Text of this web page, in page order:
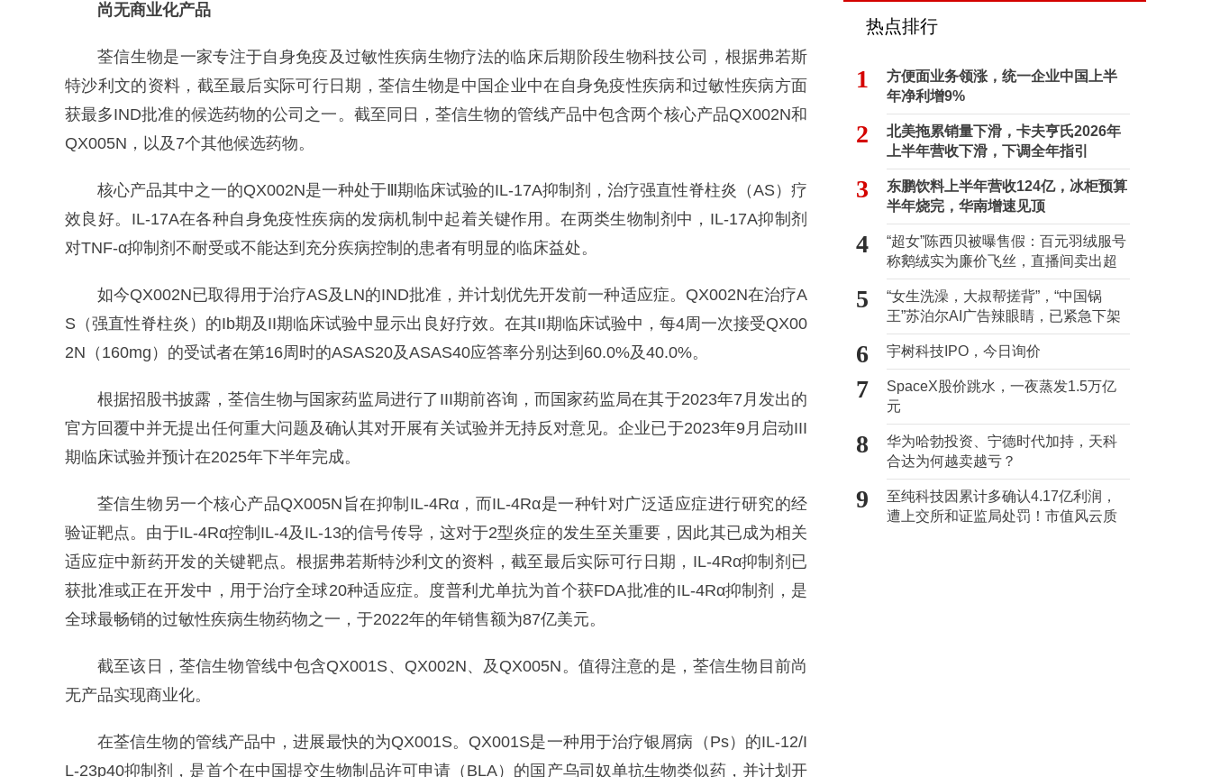
尚无商业化产品
荃信生物是一家专注于自身免疫及过敏性疾病生物疗法的临床后期阶段生物科技公司，根据弗若斯
特沙利文的资料，截至最后实际可行日期，荃信生物是中国企业中在自身免疫性疾病和过敏性疾病方面
获最多IND批准的候选药物的公司之一。截至同日，荃信生物的管线产品中包含两个核心产品QX002N和
QX005N，以及7个其他候选药物。
核心产品其中之一的QX002N是一种处于Ⅲ期临床试验的IL-17A抑制剂，治疗强直性脊柱炎（AS）疗
效良好。IL-17A在各种自身免疫性疾病的发病机制中起着关键作用。在两类生物制剂中，IL-17A抑制剂
对TNF-α抑制剂不耐受或不能达到充分疾病控制的患者有明显的临床益处。
如今QX002N已取得用于治疗AS及LN的IND批准，并计划优先开发前一种适应症。QX002N在治疗A
S（强直性脊柱炎）的Ib期及II期临床试验中显示出良好疗效。在其II期临床试验中，每4周一次接受QX00
2N（160mg）的受试者在第16周时的ASAS20及ASAS40应答率分别达到60.0%及40.0%。
根据招股书披露，荃信生物与国家药监局进行了III期前咨询，而国家药监局在其于2023年7月发出的
官方回覆中并无提出任何重大问题及确认其对开展有关试验并无持反对意见。企业已于2023年9月启动III
期临床试验并预计在2025年下半年完成。
荃信生物另一个核心产品QX005N旨在抑制IL-4Rα，而IL-4Rα是一种针对广泛适应症进行研究的经
验证靶点。由于IL-4Rα控制IL-4及IL-13的信号传导，这对于2型炎症的发生至关重要，因此其已成为相关
适应症中新药开发的关键靶点。根据弗若斯特沙利文的资料，截至最后实际可行日期，IL-4Rα抑制剂已
获批准或正在开发中，用于治疗全球20种适应症。度普利尤单抗为首个获FDA批准的IL-4Rα抑制剂，是
全球最畅销的过敏性疾病生物药物之一，于2022年的年销售额为87亿美元。
截至该日，荃信生物管线中包含QX001S、QX002N、及QX005N。值得注意的是，荃信生物目前尚
无产品实现商业化。
在荃信生物的管线产品中，进展最快的为QX001S。QX001S是一种用于治疗银屑病（Ps）的IL-12/I
L-23p40抑制剂，是首个在中国提交生物制品许可申请（BLA）的国产乌司奴单抗生物类似药，并计划开
热点排行
1
方便面业务领涨，统一企业中国上半
年净利增9%
2
北美拖累销量下滑，卡夫亨氏2026年
上半年营收下滑，下调全年指引
3
东鹏饮料上半年营收124亿，冰柜预算
半年烧完，华南增速见顶
4
“超女”陈西贝被曝售假：百元羽绒服号
称鹅绒实为廉价飞丝，直播间卖出超
百万元
5
“女生洗澡，大叔帮搓背”，“中国锅
王”苏泊尔AI广告辣眼睛，已紧急下架
6 宇树科技IPO，今日询价
7
SpaceX股价跳水，一夜蒸发1.5万亿
元
8
华为哈勃投资、宁德时代加持，天科
合达为何越卖越亏？
9
至纯科技因累计多确认4.17亿利润，
遭上交所和证监局处罚！市值风云质